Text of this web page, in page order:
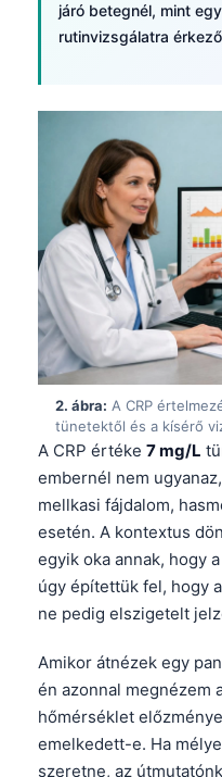
járó betegnél, mint
rutinvizsgálatra
2. ábra: A CRP
tünetektől és a kísérő
A CRP értéke 7 mg/L
embernél nem
mellkasi fájdalom,
esetén. A kontextus
egyik oka annak, hogy
úgy építettük fel, hogy
ne pedig elszigetelt
Amikor átnézek egy
én azonnal megnézem
hőmérséklet
emelkedett-e. Ha
szeretne, az